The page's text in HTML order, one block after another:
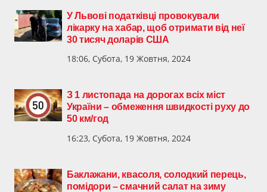
У Львові податківці провокували
лікарку на хабар, щоб отримати від неї
30 тисяч доларів США
18:06, Субота, 19 Жовтня, 2024
З 1 листопада на дорогах всіх міст
України – обмеження швидкості руху до
50 км/год
16:23, Субота, 19 Жовтня, 2024
Баклажани, квасоля, солодкий перець,
помідори – смачний салат на зиму